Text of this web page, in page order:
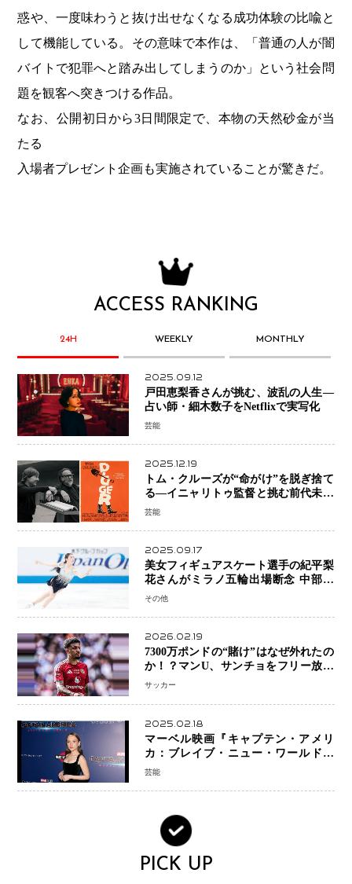
惑や、一度味わうと抜け出せなくなる成功体験の比喩と
して機能している。その意味で本作は、「普通の人が闇
バイトで犯罪へと踏み出してしまうのか」という社会問
題を観客へ突きつける作品。
なお、公開初日から3日間限定で、本物の天然砂金が当
たる
入場者プレゼント企画も実施されていることが驚きだ。
ACCESS RANKING
24H WEEKLY MONTHLY
2025.09.12
戸田恵梨香さんが挑む、波乱の人生―
占い師・細木数子をNetflixで実写化
芸能
2025.12.19
トム・クルーズが“命がけ”を脱ぎ捨て
る―イニャリトゥ監督と挑む前代未聞
の大惨事コメディ「DIGGER ディガ
芸能
2025.09.17
美女フィギュアスケート選手の紀平梨
花さんがミラノ五輪出場断念 中部選
手権欠場を発表「安全最優先の判断」
その他
2026.02.19
7300万ポンドの“賭け”はなぜ外れたの
か！？マンU、サンチョをフリー放出
へ・・・補強戦略の転換点に
サッカー
2025.02.18
マーベル映画『キャプテン・アメリ
カ：ブレイブ・ニュー・ワールド』
新ブラック・ウィドウ役のシラ・ハー
芸能
PICK UP